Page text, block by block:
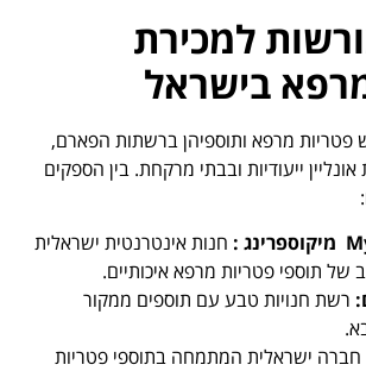
למכירת
בישראל
פטריות מרפא ותוספיהן ברשתות הפארם,
אונליין ייעודיות ובבתי מרקחת. בין הספקים
מיקוספרינג : חנות אינטרנטית ישראלית
של תוספי פטריות מרפא איכותיים.
: רשת חנויות טבע עם תוספים ממקור
חברה ישראלית המתמחה בתוספי פטריות